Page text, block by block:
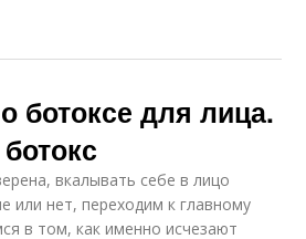
ботоксе для лица.
вкалывать себе в лицо
или нет, переходим к главному
в том, как именно исчезают